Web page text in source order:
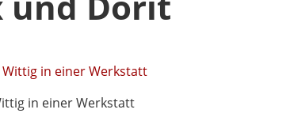
in einer Werkstatt